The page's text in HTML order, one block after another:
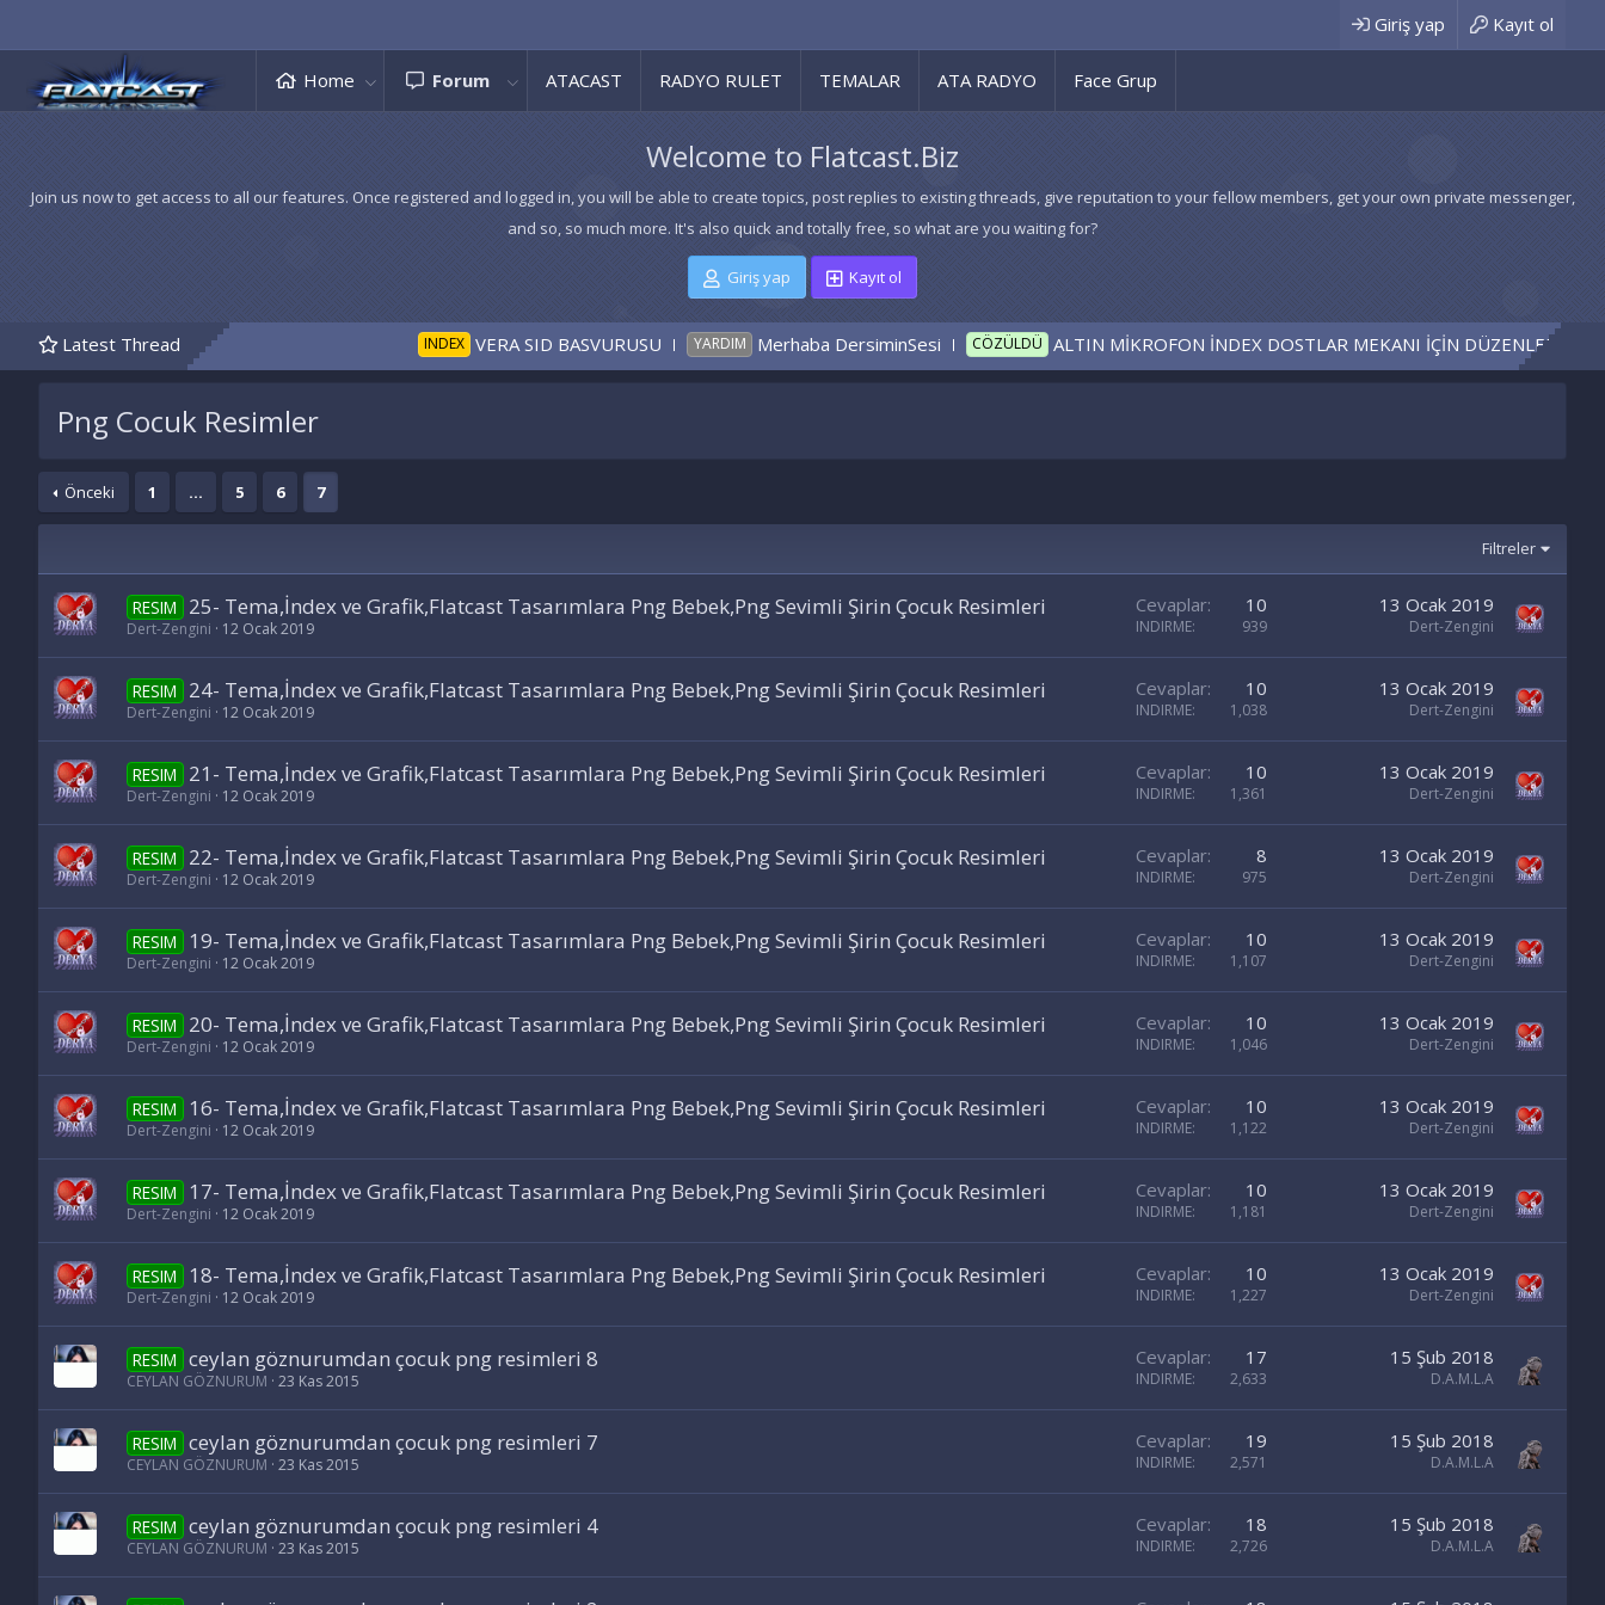
Giriş yap Kayıt ol
Home Forum ATACAST RADYO RULET TEMALAR ATA RADYO Face Grup
Welcome to Flatcast.Biz
Join us now to get access to all our features. Once registered and logged in, you will be able to create topics, post replies to existing threads, give reputation to your fellow members, get your own private messenger,
and so, so much more. It's also quick and totally free, so what are you waiting for?
Giriş yap Kayıt ol
Latest Thread VERA SID BASVURUSU YARDIM Merhaba DersiminSesi CÖZÜLDÜ ALTIN MİKROFON İNDEX DOSTLAR MEKANI İÇİN DÜZENLENDİ
Png Cocuk Resimler
Önceki 1 … 5 6 7
Filtreler
RESIM 25- Tema,İndex ve Grafik,Flatcast Tasarımlara Png Bebek,Png Sevimli Şirin Çocuk Resimleri
Dert-Zengini 12 Ocak 2019
Cevaplar 10
INDIRME 939
13 Ocak 2019
Dert-Zengini
RESIM 24- Tema,İndex ve Grafik,Flatcast Tasarımlara Png Bebek,Png Sevimli Şirin Çocuk Resimleri
Dert-Zengini 12 Ocak 2019
Cevaplar 10
INDIRME 1,038
13 Ocak 2019
Dert-Zengini
RESIM 21- Tema,İndex ve Grafik,Flatcast Tasarımlara Png Bebek,Png Sevimli Şirin Çocuk Resimleri
Dert-Zengini 12 Ocak 2019
Cevaplar 10
INDIRME 1,361
13 Ocak 2019
Dert-Zengini
RESIM 22- Tema,İndex ve Grafik,Flatcast Tasarımlara Png Bebek,Png Sevimli Şirin Çocuk Resimleri
Dert-Zengini 12 Ocak 2019
Cevaplar 8
INDIRME 975
13 Ocak 2019
Dert-Zengini
RESIM 19- Tema,İndex ve Grafik,Flatcast Tasarımlara Png Bebek,Png Sevimli Şirin Çocuk Resimleri
Dert-Zengini 12 Ocak 2019
Cevaplar 10
INDIRME 1,107
13 Ocak 2019
Dert-Zengini
RESIM 20- Tema,İndex ve Grafik,Flatcast Tasarımlara Png Bebek,Png Sevimli Şirin Çocuk Resimleri
Dert-Zengini 12 Ocak 2019
Cevaplar 10
INDIRME 1,046
13 Ocak 2019
Dert-Zengini
RESIM 16- Tema,İndex ve Grafik,Flatcast Tasarımlara Png Bebek,Png Sevimli Şirin Çocuk Resimleri
Dert-Zengini 12 Ocak 2019
Cevaplar 10
INDIRME 1,122
13 Ocak 2019
Dert-Zengini
RESIM 17- Tema,İndex ve Grafik,Flatcast Tasarımlara Png Bebek,Png Sevimli Şirin Çocuk Resimleri
Dert-Zengini 12 Ocak 2019
Cevaplar 10
INDIRME 1,181
13 Ocak 2019
Dert-Zengini
RESIM 18- Tema,İndex ve Grafik,Flatcast Tasarımlara Png Bebek,Png Sevimli Şirin Çocuk Resimleri
Dert-Zengini 12 Ocak 2019
Cevaplar 10
INDIRME 1,227
13 Ocak 2019
Dert-Zengini
RESIM ceylan göznurumdan çocuk png resimleri 8
CEYLAN GÖZNURUM 23 Kas 2015
Cevaplar 17
INDIRME 2,633
15 Şub 2018
D.A.M.L.A
RESIM ceylan göznurumdan çocuk png resimleri 7
CEYLAN GÖZNURUM 23 Kas 2015
Cevaplar 19
INDIRME 2,571
15 Şub 2018
D.A.M.L.A
RESIM ceylan göznurumdan çocuk png resimleri 4
CEYLAN GÖZNURUM 23 Kas 2015
Cevaplar 18
INDIRME 2,726
15 Şub 2018
D.A.M.L.A